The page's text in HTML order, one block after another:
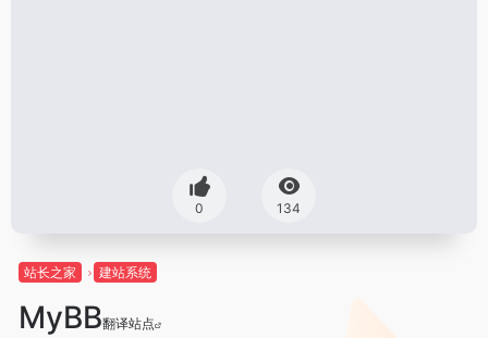
0 134
站长之家 建站系统
MyBB翻译站点